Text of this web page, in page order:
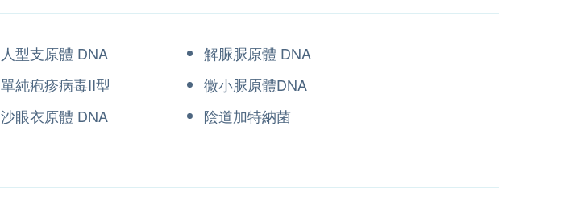
人型支原體 DNA
解脲脲原體 DNA
單純疱疹病毒II型
微小脲原體DNA
沙眼衣原體 DNA
陰道加特納菌